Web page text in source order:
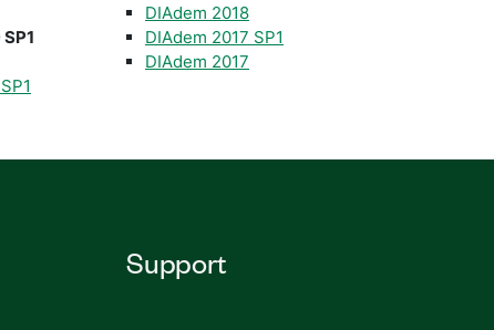
DIAdem 2018
DIAdem 2017 SP1
DIAdem 2017
Support